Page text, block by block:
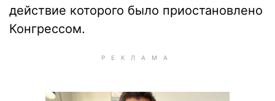
действие которого было приостановлено
Конгрессом.